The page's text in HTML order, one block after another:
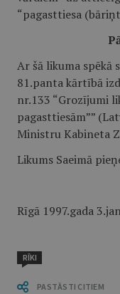
“pagasttiesa
Ar šā likuma spēkā
81.panta kārtībā
nr.133 “Grozījumi
pagasttiesām””
Ministru Kabineta
Likums Saeimā
Rīgā 1997.gada
RĪKI
PASTĀSTI CITIEM